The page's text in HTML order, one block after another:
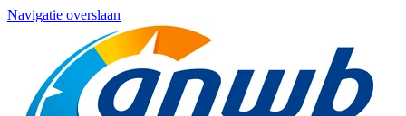
Navigatie overslaan